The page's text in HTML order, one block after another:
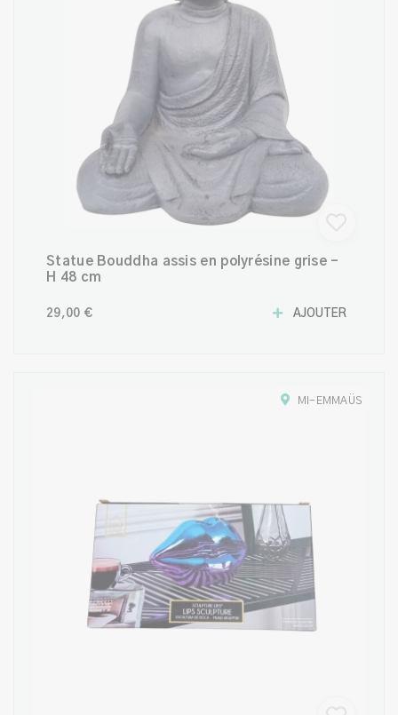
Statue Bouddha assis en polyrésine grise –
H 48 cm
29,00 € AJOUTER
MI-EMMAÜS